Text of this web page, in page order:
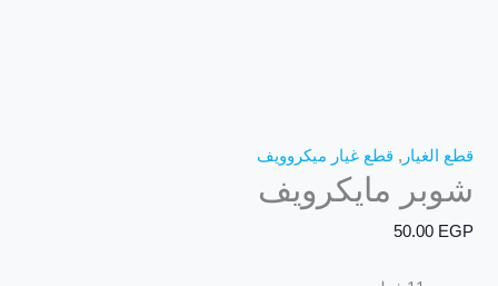
قطع الغيار , قطع غيار ميكروويف
شوبر مايكرويف
50.00 EGP